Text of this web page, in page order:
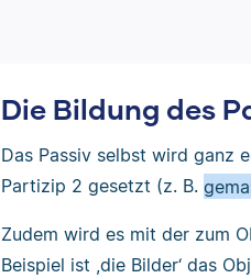
Die Bildung des
Das Passiv selbst wird ganz
Partizip 2 gesetzt (z. B.
Zudem wird es mit der zum
Beispiel ist ,die Bilder‘ das